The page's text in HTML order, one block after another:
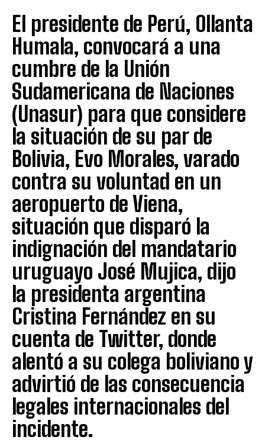
El presidente de Perú, Ollanta
Humala, convocará a una
cumbre de la Unión
Sudamericana de Naciones
(Unasur) para que considere
la situación de su par de
Bolivia, Evo Morales, varado
contra su voluntad en un
aeropuerto de Viena,
situación que disparó la
indignación del mandatario
uruguayo José Mujica, dijo
la presidenta argentina
Cristina Fernández en su
cuenta de Twitter, donde
alentó a su colega boliviano y
advirtió de las consecuencia
legales internacionales del
incidente.